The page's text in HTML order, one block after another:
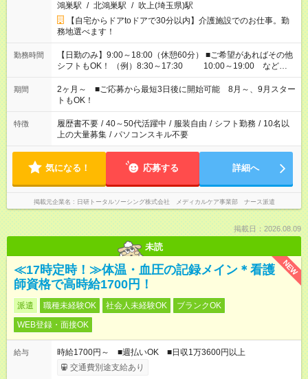
鴻巣駅 / 北鴻巣駅 / 吹上(埼玉県)駅
【自宅からドアtoドアで30分以内】介護施設でのお仕事。勤
務地選べます！
勤務時間
【日勤のみ】9:00～18:00（休憩60分） ■ご希望があればその他
シフトもOK！ （例）8:30～17:30 10:00～19:00 など
「家族とお休みを合わせたい」 「できれば残業はしたくない」
など、あなたのご希望に沿ったお仕事をご紹介します！ ※Wワ
ーク希望の方へ 今ご覧のお仕事で希望する勤務時間と、もう1つ
のお仕事の勤務時間。 合計で週40時間を超える場合は応募でき
ません
期間
2ヶ月～ ■ご応募から最短3日後に開始可能 8月～、9月スター
トもOK！
特徴 履歴書不要 / 40～50代活躍中 / 服装自由 / シフト勤務 / 10名以
上の大量募集 / パソコンスキル不要
気になる！ 応募する 詳細へ
掲載元企業名 日研トータルソーシング株式会社 メディカルケア事業部 ナース派遣
掲載日：2026.08.09
未読
NEW
≪17時定時！≫体温・血圧の記録メイン＊看護
師資格で高時給1700円！
派遣 職種未経験OK 社会人未経験OK
ブランクOK
WEB登録・面接OK
給与
時給1700円～ ■週払いOK ■日収1万3600円以上
交通費別途支給あり